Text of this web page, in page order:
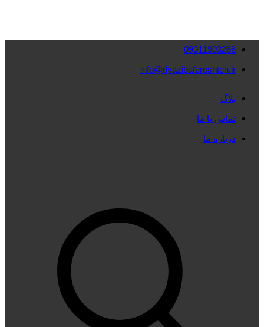
09011903266
info@riyazibafereshteh.ir
بلاگ
تماس با ما
درباره ما